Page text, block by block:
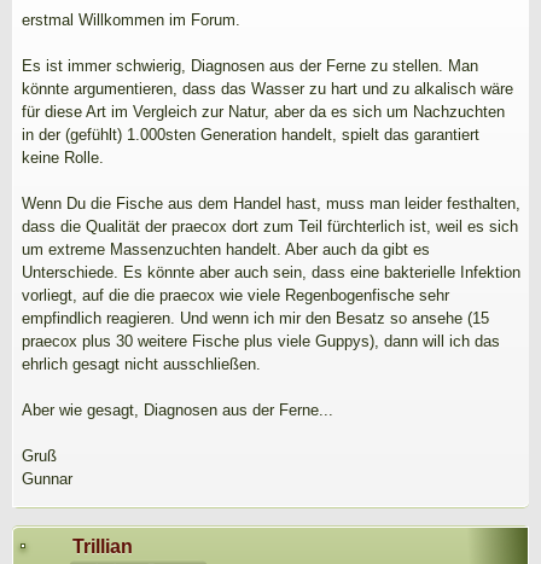
erstmal Willkommen im Forum.
Es ist immer schwierig, Diagnosen aus der Ferne zu stellen. Man
könnte argumentieren, dass das Wasser zu hart und zu alkalisch wäre
für diese Art im Vergleich zur Natur, aber da es sich um Nachzuchten
in der (gefühlt) 1.000sten Generation handelt, spielt das garantiert
keine Rolle.
Wenn Du die Fische aus dem Handel hast, muss man leider festhalten,
dass die Qualität der praecox dort zum Teil fürchterlich ist, weil es sich
um extreme Massenzuchten handelt. Aber auch da gibt es
Unterschiede. Es könnte aber auch sein, dass eine bakterielle Infektion
vorliegt, auf die die praecox wie viele Regenbogenfische sehr
empfindlich reagieren. Und wenn ich mir den Besatz so ansehe (15
praecox plus 30 weitere Fische plus viele Guppys), dann will ich das
ehrlich gesagt nicht ausschließen.
Aber wie gesagt, Diagnosen aus der Ferne...
Gruß
Gunnar
Trillian